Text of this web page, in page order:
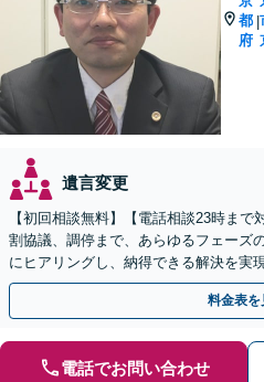
都
府
|
遺言変更
【初回相談無料】【電話相談23時ま
割協議、調停まで、あらゆるフェーズ
にヒアリングし、納得できる解決を実
【夜間・休日対応可】【西大路御池駅
料金表を
電話でお問い合わせ